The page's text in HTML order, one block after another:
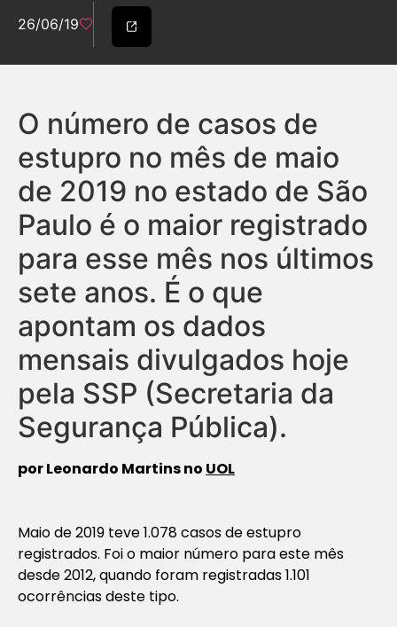
26/06/19
O número de casos de
estupro no mês de maio
de 2019 no estado de São
Paulo é o maior registrado
para esse mês nos últimos
sete anos. É o que
apontam os dados
mensais divulgados hoje
pela SSP (Secretaria da
Segurança Pública).
por Leonardo Martins no UOL
Maio de 2019 teve 1.078 casos de estupro
registrados. Foi o maior número para este mês
desde 2012, quando foram registradas 1.101
ocorrências deste tipo.